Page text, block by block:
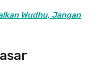
Wudhu, Jangan